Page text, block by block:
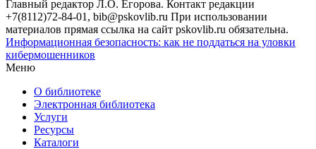
Главный редактор Л.О. Егорова. Контакт редакции
+7(8112)72-84-01, bib@pskovlib.ru При использовании
материалов прямая ссылка на сайт pskovlib.ru обязательна.
Информационная безопасность: как не поддаться на уловки
кибермошенников
Меню
О библиотеке
Электронная библиотека
Услуги
Ресурсы
Каталоги